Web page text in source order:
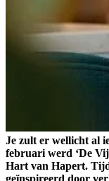
Je zult er wellicht al
februari werd ‘De
Hart van Hapert.
geïnspireerd door